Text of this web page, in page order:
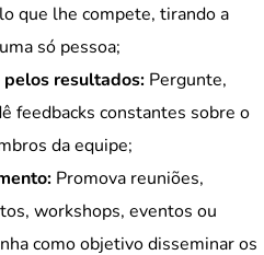
que lhe compete, tirando a
só pessoa;
resultados: Pergunte,
feedbacks constantes sobre o
da equipe;
Promova reuniões,
workshops, eventos ou
como objetivo disseminar os